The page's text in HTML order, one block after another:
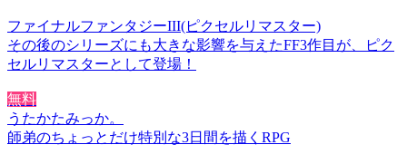
ファイナルファンタジーIII(ピクセルリマスター)
その後のシリーズにも大きな影響を与えたFF3作目が、ピク
セルリマスターとして登場！
無料
うたかたみっか。
師弟のちょっとだけ特別な3日間を描くRPG